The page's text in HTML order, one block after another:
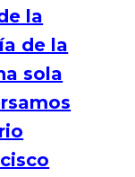
la
de la
sola